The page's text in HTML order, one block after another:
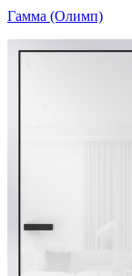
Гамма (Олимп)